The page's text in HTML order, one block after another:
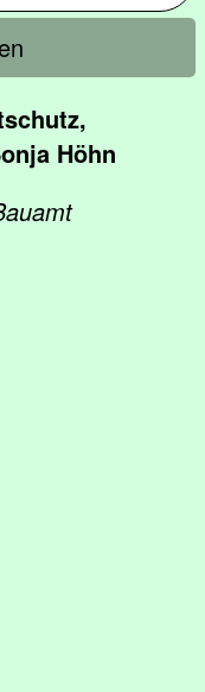
Höhn